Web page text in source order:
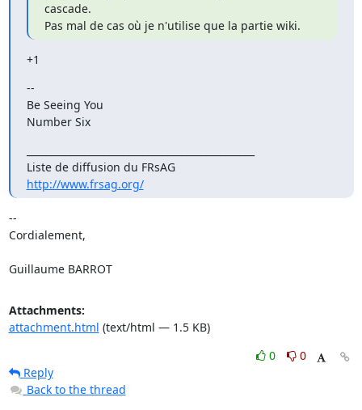
cascade.
Pas mal de cas où je n'utilise que la partie wiki.
+1
--
Be Seeing You
Number Six
Liste de diffusion du FRsAG
http://www.frsag.org/
--
Cordialement,
Guillaume BARROT
Attachments:
attachment.html (text/html — 1.5 KB)
0
0
Reply
Back to the thread